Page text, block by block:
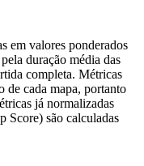
em valores ponderados
duração média das
completa. Métricas
de cada mapa, portanto
já normalizadas
Score) são calculadas